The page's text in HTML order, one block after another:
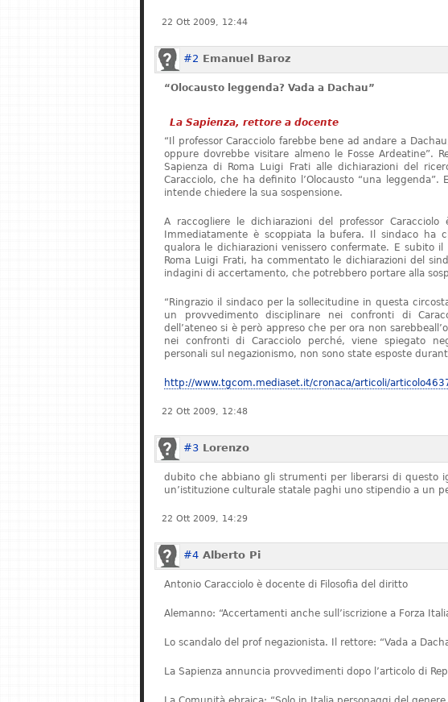
22 Ott 2009, 12:44
#2 Emanuel Baroz
“Olocausto leggenda? Vada a Dachau”
La Sapienza, rettore a docente
“Il professor Caracciolo farebbe bene ad andare a
oppure dovrebbe visitare almeno le Fosse Ardeatine”.
Sapienza di Roma Luigi Frati alle dichiarazioni del
Caracciolo, che ha definito l’Olocausto “una leggenda”.
intende chiedere la sua sospensione.
A raccogliere le dichiarazioni del professor
Immediatamente è scoppiata la bufera. Il sindaco ha
qualora le dichiarazioni venissero confermate. E subito il
Roma Luigi Frati, ha commentato le dichiarazioni del
indagini di accertamento, che potrebbero portare alla
“Ringrazio il sindaco per la sollecitudine in questa
un provvedimento disciplinare nei confronti di
dell’ateneo si è però appreso che per ora non
nei confronti di Caracciolo perché, viene spiegato
personali sul negazionismo, non sono state esposte
http://www.tgcom.mediaset.it/cronaca/articoli/
22 Ott 2009, 12:48
#3 Lorenzo
dubito che abbiano gli strumenti per liberarsi di questo
un’istituzione culturale statale paghi uno stipendio a un
22 Ott 2009, 14:29
#4 Alberto Pi
Antonio Caracciolo è docente di Filosofia del diritto
Alemanno: “Accertamenti anche sull’iscrizione a Forza
Lo scandalo del prof negazionista. Il rettore: “Vada a
La Sapienza annuncia provvedimenti dopo l’articolo di